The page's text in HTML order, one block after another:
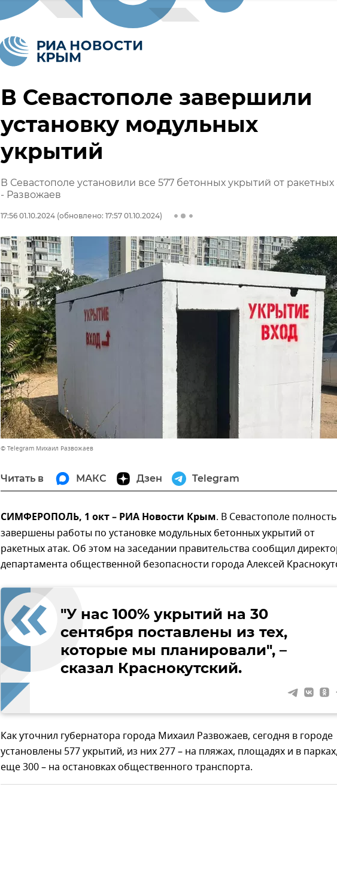
В Севастополе завершили
установку модульных
укрытий
В Севастополе установили все 577 бетонных укрытий от ракетных
- Развожаев
17:56 01.10.2024 (обновлено: 17:57 01.10.2024)
© Telegram Михаил Развожаев
Читать в МАКС Дзен Telegram
СИМФЕРОПОЛЬ, 1 окт – РИА Новости Крым. В Севастополе
завершены работы по установке модульных бетонных укрытий от
ракетных атак. Об этом на заседании правительства сообщил
департамента общественной безопасности города Алексей
"У нас 100% укрытий на 30
сентября поставлены из тех,
которые мы планировали", –
сказал Краснокутский.
Как уточнил губернатора города Михаил Развожаев, сегодня в городе
установлены 577 укрытий, из них 277 – на пляжах, площадях и в
еще 300 – на остановках общественного транспорта.